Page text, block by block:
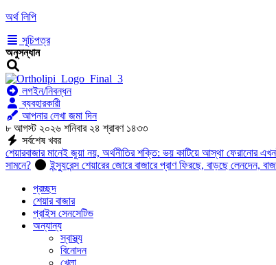
অর্থ লিপি
সূচিপত্র
অনুসন্ধান
লগইন/নিবন্ধন
ব্যবহারকারী
আপনার লেখা জমা দিন
৮ আগস্ট ২০২৬ শনিবার ২৪ শ্রাবণ ১৪৩৩
সর্বশেষ খবর
শেয়ারবাজার মানেই জুয়া নয়, অর্থনীতির শক্তি: ভয় কাটিয়ে আস্থা ফেরানোর
সামনে?
ইন্স্যুরেন্স শেয়ারের জোরে বাজারে প্রাণ ফিরছে, বাড়ছে লেনদেন,
প্রচ্ছদ
শেয়ার বাজার
প্রাইস সেনসেটিভ
অন্যান্য
স্বাস্থ্য
বিনোদন
খেলা